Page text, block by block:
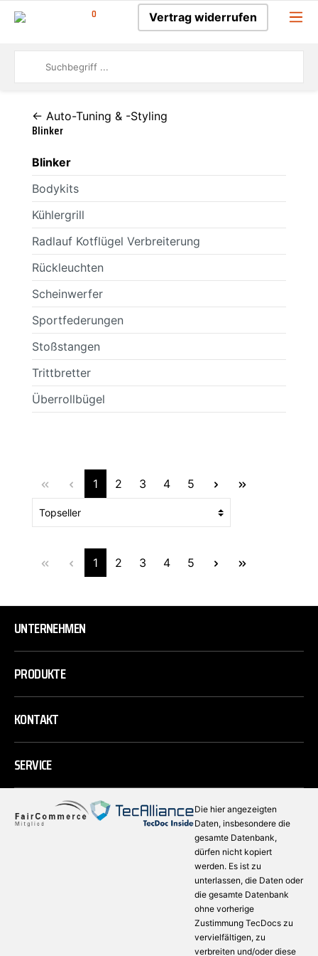
0 Vertrag widerrufen
← Auto-Tuning & -Styling
Blinker
Blinker
Bodykits
Kühlergrill
Radlauf Kotflügel Verbreiterung
Rückleuchten
Scheinwerfer
Sportfederungen
Stoßstangen
Trittbretter
Überrollbügel
1 2 3 4 5
1 2 3 4 5
UNTERNEHMEN
PRODUKTE
KONTAKT
SERVICE
Die hier angezeigten
Daten, insbesondere die
gesamte Datenbank,
dürfen nicht kopiert
werden. Es ist zu
unterlassen, die Daten oder
die gesamte Datenbank
ohne vorherige
Zustimmung TecDocs zu
vervielfältigen, zu
verbreiten und/oder diese